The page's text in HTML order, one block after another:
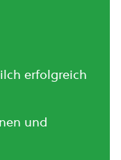
erfolgreich
und